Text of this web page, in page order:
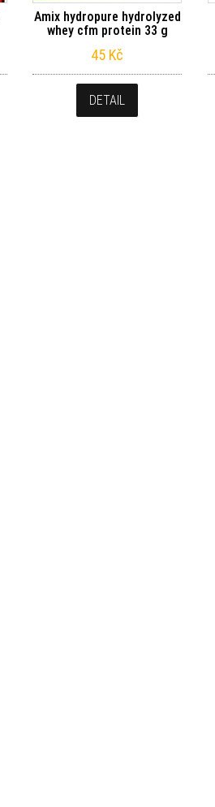
Amix hydropure hydrolyzed
whey cfm protein 33 g
45 Kč
DETAIL